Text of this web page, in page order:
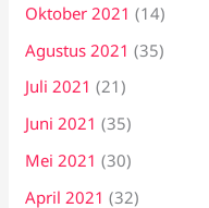
Oktober 2021 (14)
Agustus 2021 (35)
Juli 2021 (21)
Juni 2021 (35)
Mei 2021 (30)
April 2021 (32)